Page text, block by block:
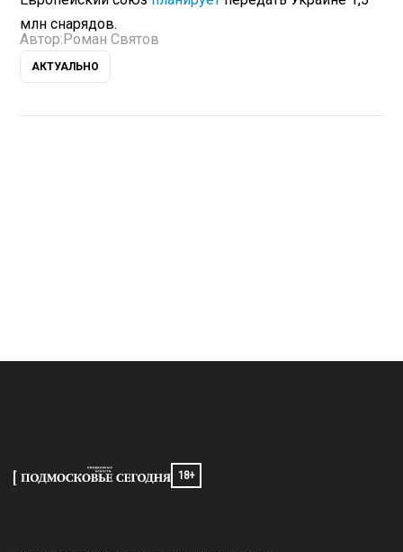
млн снарядов.
Автор:Роман Святов
АКТУАЛЬНО
18+